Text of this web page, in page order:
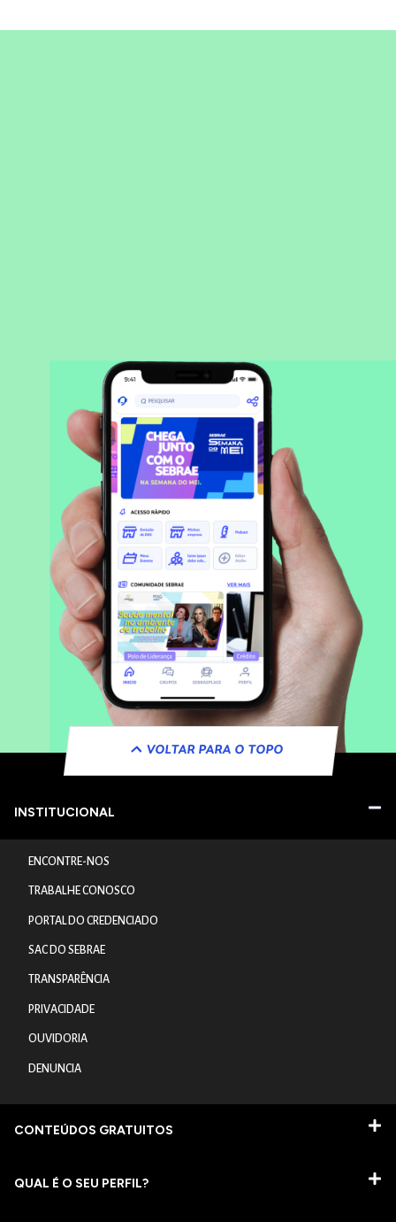
VOLTAR PARA O TOPO
INSTITUCIONAL
ENCONTRE-NOS
TRABALHE CONOSCO
PORTAL DO CREDENCIADO
SAC DO SEBRAE
TRANSPARÊNCIA
PRIVACIDADE
OUVIDORIA
DENUNCIA
CONTEÚDOS GRATUITOS
QUAL É O SEU PERFIL?